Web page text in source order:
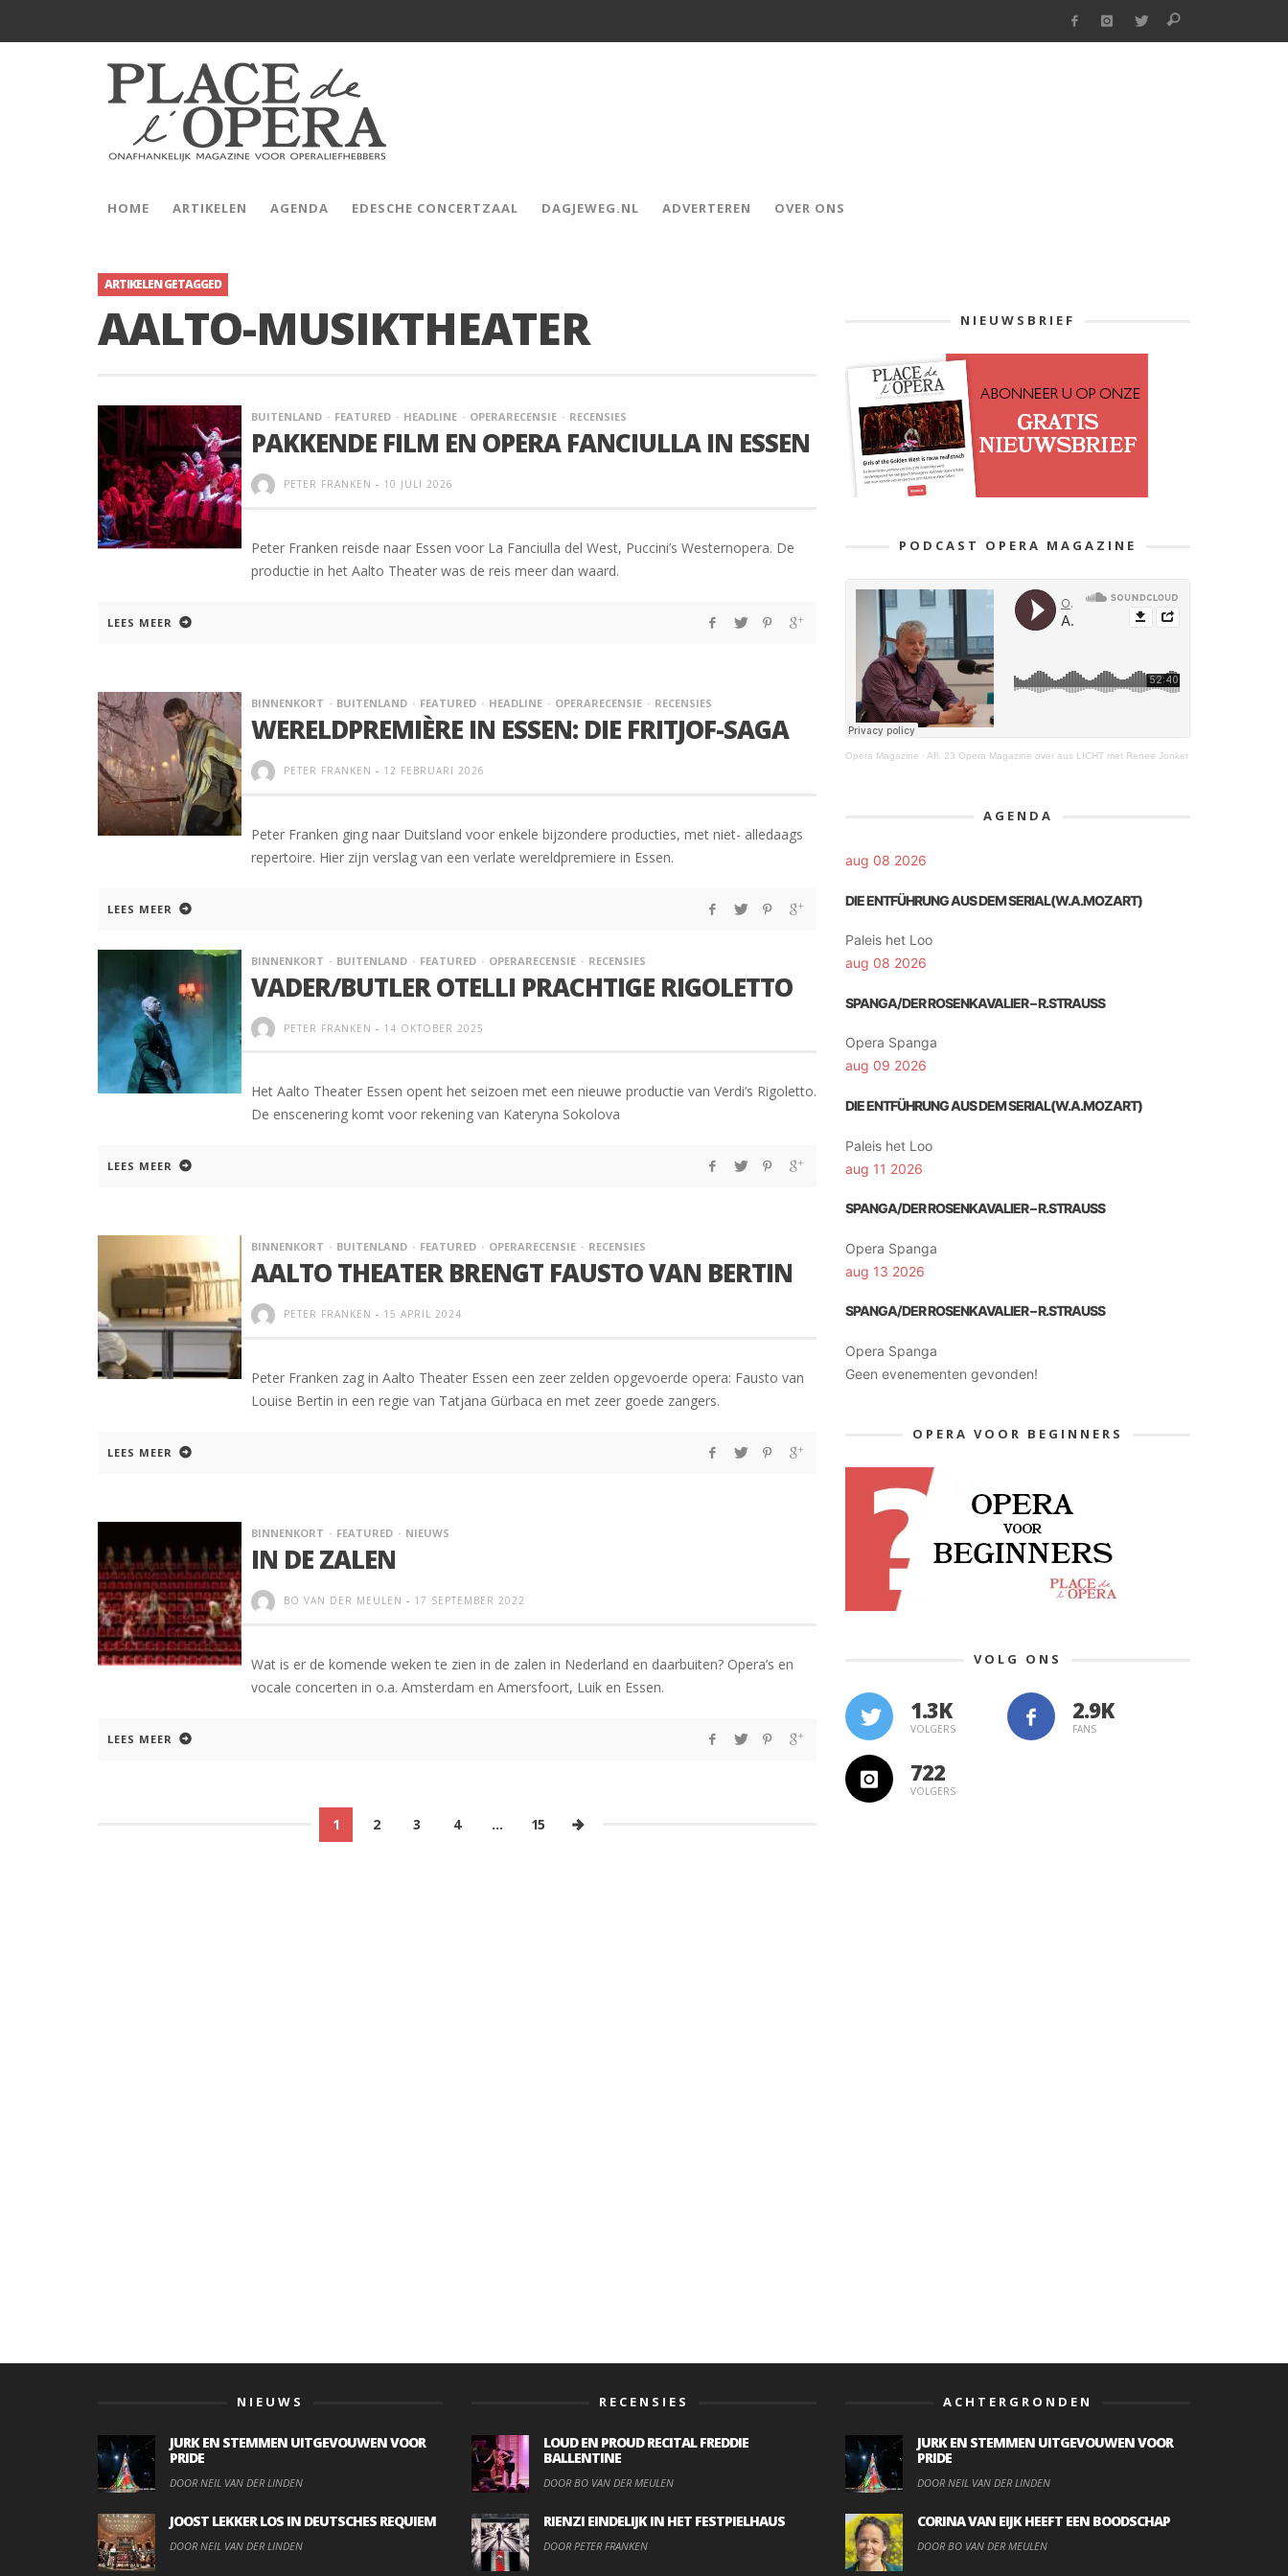
HOME ARTIKELEN AGENDA EDESCHE CONCERTZAAL DAGJEWEG.NL ADVERTEREN OVER ONS
ARTIKELEN GETAGGED
AALTO-MUSIKTHEATER
BUITENLAND FEATURED HEADLINE OPERARECENSIE RECENSIES
PAKKENDE FILM EN OPERA FANCIULLA IN ESSEN
PETER FRANKEN - 10 JULI 2026
Peter Franken reisde naar Essen voor La Fanciulla del West, Puccini’s Westernopera. De
productie in het Aalto Theater was de reis meer dan waard.
LEES MEER
BINNENKORT BUITENLAND FEATURED HEADLINE OPERARECENSIE RECENSIES
WERELDPREMIÈRE IN ESSEN: DIE FRITJOF-SAGA
PETER FRANKEN - 12 FEBRUARI 2026
Peter Franken ging naar Duitsland voor enkele bijzondere producties, met niet- alledaags
repertoire. Hier zijn verslag van een verlate wereldpremiere in Essen.
LEES MEER
BINNENKORT BUITENLAND FEATURED OPERARECENSIE RECENSIES
VADER/BUTLER OTELLI PRACHTIGE RIGOLETTO
PETER FRANKEN - 14 OKTOBER 2025
Het Aalto Theater Essen opent het seizoen met een nieuwe productie van Verdi’s Rigoletto.
De enscenering komt voor rekening van Kateryna Sokolova
LEES MEER
BINNENKORT BUITENLAND FEATURED OPERARECENSIE RECENSIES
AALTO THEATER BRENGT FAUSTO VAN BERTIN
PETER FRANKEN - 15 APRIL 2024
Peter Franken zag in Aalto Theater Essen een zeer zelden opgevoerde opera: Fausto van
Louise Bertin in een regie van Tatjana Gürbaca en met zeer goede zangers.
LEES MEER
BINNENKORT FEATURED NIEUWS
IN DE ZALEN
BO VAN DER MEULEN - 17 SEPTEMBER 2022
Wat is er de komende weken te zien in de zalen in Nederland en daarbuiten? Opera’s en
vocale concerten in o.a. Amsterdam en Amersfoort, Luik en Essen.
LEES MEER
1 2 3 4 … 15
NIEUWSBRIEF
PODCAST OPERA MAGAZINE
Opera Magazine · Afl. 23 Opera Magazine over aus LICHT met Renee Jonker
AGENDA
aug 08 2026
DIE ENTFÜHRUNG AUS DEM SERIAL(W.A.MOZART)
Paleis het Loo
aug 08 2026
SPANGA/DER ROSENKAVALIER – R.STRAUSS
Opera Spanga
aug 09 2026
DIE ENTFÜHRUNG AUS DEM SERIAL(W.A.MOZART)
Paleis het Loo
aug 11 2026
SPANGA/DER ROSENKAVALIER – R.STRAUSS
Opera Spanga
aug 13 2026
SPANGA/DER ROSENKAVALIER – R.STRAUSS
Opera Spanga
Geen evenementen gevonden!
OPERA VOOR BEGINNERS
VOLG ONS
1.3K
VOLGERS FANS
722
VOLGERS
NIEUWS
JURK EN STEMMEN UITGEVOUWEN VOOR
PRIDE
DOOR NEIL VAN DER LINDEN
JOOST LEKKER LOS IN DEUTSCHES REQUIEM
DOOR NEIL VAN DER LINDEN
RECENSIES
LOUD EN PROUD RECITAL FREDDIE
BALLENTINE
DOOR BO VAN DER MEULEN
RIENZI EINDELIJK IN HET FESTPIELHAUS
DOOR PETER FRANKEN
ACHTERGRONDEN
JURK EN STEMMEN UITGEVOUWEN VOOR
PRIDE
DOOR NEIL VAN DER LINDEN
CORINA VAN EIJK HEEFT EEN BOODSCHAP
DOOR BO VAN DER MEULEN